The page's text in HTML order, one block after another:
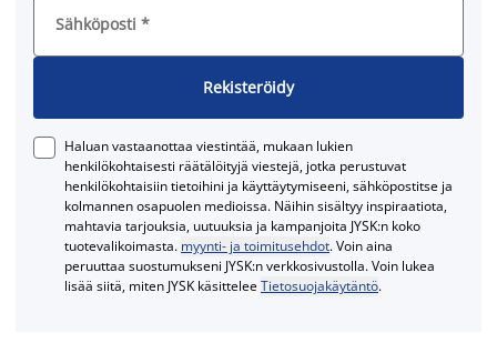
Sähköposti *
Rekisteröidy
Haluan vastaanottaa viestintää, mukaan lukien
henkilökohtaisesti räätälöityjä viestejä, jotka perustuvat
henkilökohtaisiin tietoihini ja käyttäytymiseeni, sähköpostitse ja
kolmannen osapuolen medioissa. Näihin sisältyy inspiraatiota,
mahtavia tarjouksia, uutuuksia ja kampanjoita JYSK:n koko
tuotevalikoimasta. myynti- ja toimitusehdot. Voin aina
peruuttaa suostumukseni JYSK:n verkkosivustolla. Voin lukea
lisää siitä, miten JYSK käsitteleeTietosuojakäytäntö.